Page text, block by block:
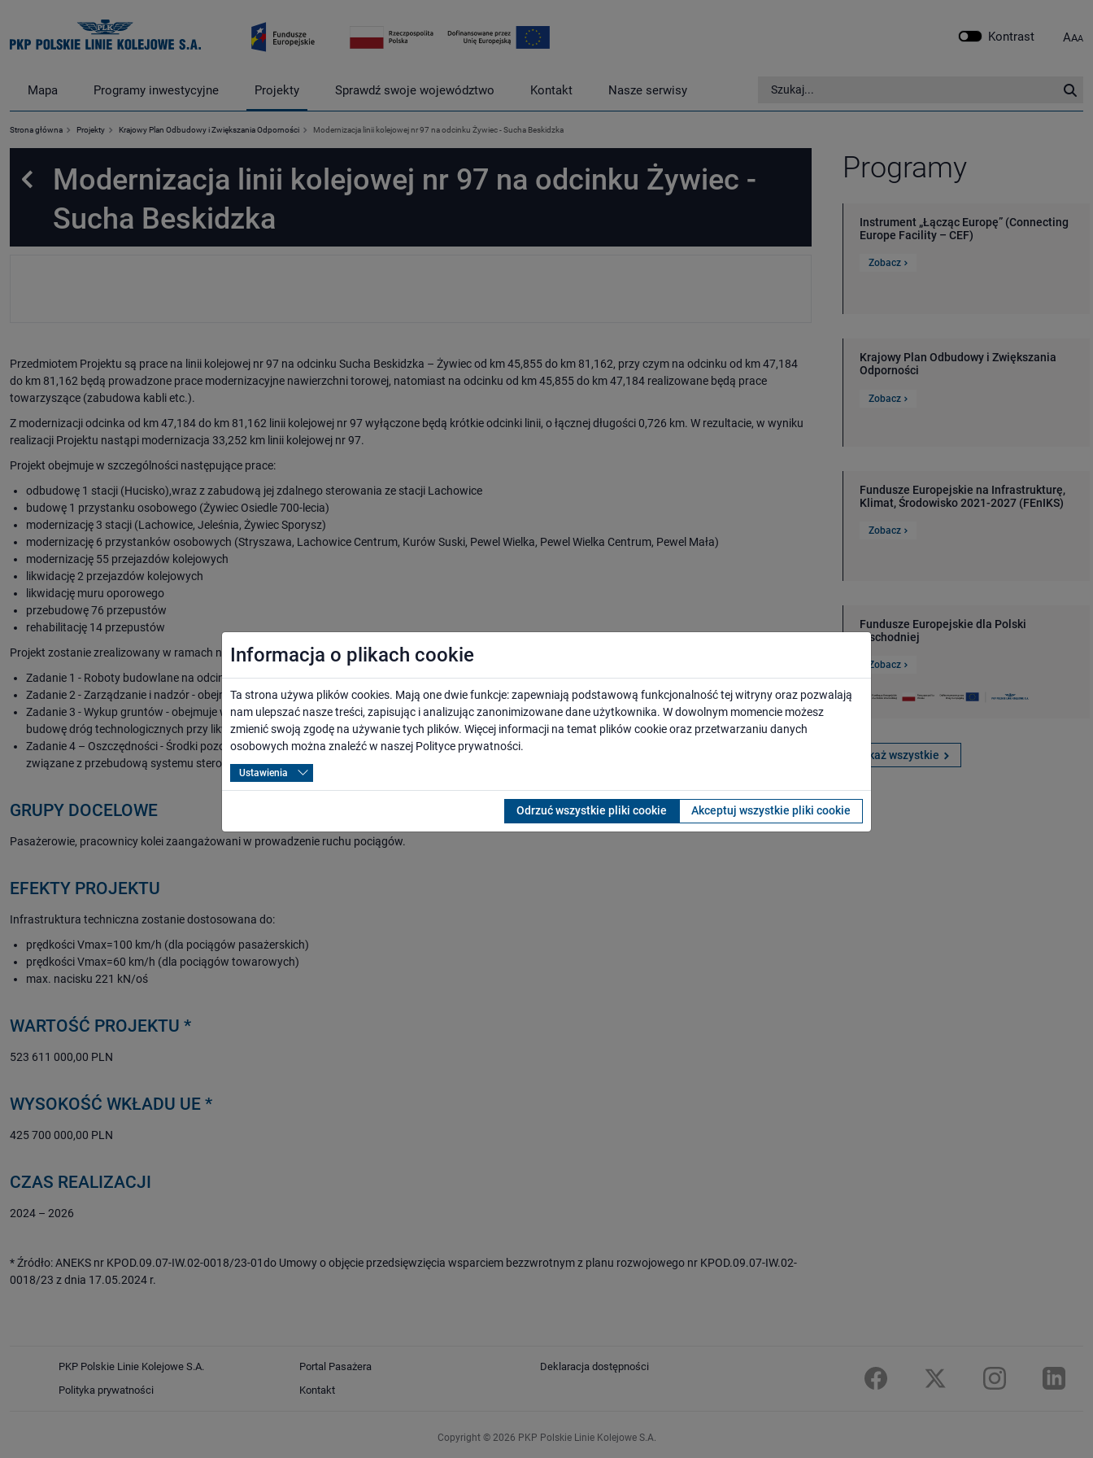
Kontrast AAA
Mapa Programy inwestycyjne Projekty Sprawdź swoje województwo Kontakt Nasze serwisy Szukaj w serwisie
Strona główna Projekty Krajowy Plan Odbudowy i Zwiększania Odporności Modernizacja linii kolejowej nr 97 na odcinku Żywiec - Sucha Beskidzka
Powrót
Modernizacja linii kolejowej nr 97 na odcinku Żywiec -
Sucha Beskidzka
Przedmiotem Projektu są prace na linii kolejowej nr 97 na odcinku Sucha Beskidzka – Żywiec od km 45,855 do km 81,162, przy czym na odcinku od km 47,184
do km 81,162 będą prowadzone prace modernizacyjne nawierzchni torowej, natomiast na odcinku od km 45,855 do km 47,184 realizowane będą prace
towarzyszące (zabudowa kabli etc.).
Z modernizacji odcinka od km 47,184 do km 81,162 linii kolejowej nr 97 wyłączone będą krótkie odcinki linii, o łącznej długości 0,726 km. W rezultacie, w wyniku
realizacji Projektu nastąpi modernizacja 33,252 km linii kolejowej nr 97.
Projekt obejmuje w szczególności następujące prace:
odbudowę 1 stacji (Hucisko),wraz z zabudową jej zdalnego sterowania ze stacji Lachowice
budowę 1 przystanku osobowego (Żywiec Osiedle 700-lecia)
modernizację 3 stacji (Lachowice, Jeleśnia, Żywiec Sporysz)
modernizację 6 przystanków osobowych (Stryszawa, Lachowice Centrum, Kurów Suski, Pewel Wielka, Pewel Wielka Centrum, Pewel Mała)
modernizację 55 przejazdów kolejowych
likwidację 2 przejazdów kolejowych
likwidację muru oporowego
przebudowę 76 przepustów
rehabilitację 14 przepustów
Projekt zostanie zrealizowany w ramach następujących Zadań:
Zadanie 1 - Roboty budowlane na odcinku Żywiec - Sucha Beskidzka - zadanie zostanie zrealizowane w trybie Projektuj i Buduj,
Zadanie 2 - Zarządzanie i nadzór - obejmujące zarządzanie i nadzór nad dokumentacją projektową oraz robotami określonymi w Zadaniu 1,
Zadanie 3 - Wykup gruntów - obejmuje wykup gruntu konieczny przy planowanej korekcie łuków wykraczających poza istniejące budowle ziemne oraz pod
budowę dróg technologicznych przy likwidacji przejazdów.
Zadanie 4 – Oszczędności - Środki pozostałe po rozstrzygnięciu przetargu na roboty budowlane. Planowane do wykorzystania na zadanie dodatkowe
związane z przebudową systemu sterowania ruchem kolejowym, które jest planowane do wprowadzenia w kolejnym aneksie.
GRUPY DOCELOWE
Pasażerowie, pracownicy kolei zaangażowani w prowadzenie ruchu pociągów.
EFEKTY PROJEKTU
Infrastruktura techniczna zostanie dostosowana do:
prędkości Vmax=100 km/h (dla pociągów pasażerskich)
prędkości Vmax=60 km/h (dla pociągów towarowych)
max. nacisku 221 kN/oś
WARTOŚĆ PROJEKTU *
523 611 000,00 PLN
WYSOKOŚĆ WKŁADU UE *
425 700 000,00 PLN
CZAS REALIZACJI
2024 – 2026
* Źródło: ANEKS nr KPOD.09.07-IW.02-0018/23-01do Umowy o objęcie przedsięwzięcia wsparciem bezzwrotnym z planu rozwojowego nr KPOD.09.07-IW.02-
0018/23 z dnia 17.05.2024 r.
Programy
Instrument „Łącząc Europę” (Connecting
Europe Facility – CEF)
Zobacz
Krajowy Plan Odbudowy i Zwiększania
Odporności
Zobacz
Fundusze Europejskie na Infrastrukturę,
Klimat, Środowisko 2021-2027 (FEnIKS)
Zobacz
Fundusze Europejskie dla Polski
Wschodniej
Zobacz
Pokaż wszystkie
PKP Polskie Linie Kolejowe S.A.
Polityka prywatności
Portal Pasażera
Kontakt
Deklaracja dostępności
Copyright © 2026 PKP Polskie Linie Kolejowe S.A.
Informacja o plikach cookie
Ta strona używa plików cookies. Mają one dwie funkcje: zapewniają podstawową funkcjonalność tej witryny oraz pozwalają
nam ulepszać nasze treści, zapisując i analizując zanonimizowane dane użytkownika. W dowolnym momencie możesz
zmienić swoją zgodę na używanie tych plików. Więcej informacji na temat plików cookie oraz przetwarzaniu danych
osobowych można znaleźć w naszej Polityce prywatności.
Ustawienia
Odrzuć wszystkie pliki cookie Akceptuj wszystkie pliki cookie